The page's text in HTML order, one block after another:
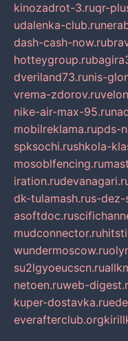
kinozadrot-3.ruqr-
udalenka-club.ru
dash-cash-now.ru
hotteygroup.ru
dveriland73.runis-
vrema-zdorov.ru
nike-air-max-95.ru
mobilreklama.rupds-
spksochi.rushkola-
mosoblfencing.ru
iration.ru
dk-tulamash.rus-dez-
asoftdoc.ru
mudconnector.ru
wundermoscow.ru
su2lgyoeucscn.ru
netoen.ruweb-
kuper-dostavka.ru
everafterclub.org